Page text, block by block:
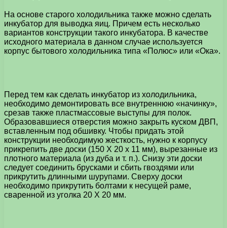
На основе старого холодильника также можно сделать
инкубатор для выводка яиц. Причем есть несколько
вариантов конструкции такого инкубатора. В качестве
исходного материала в данном случае используется
корпус бытового холодильника типа «Полюс» или «Ока».
Перед тем как сделать инкубатор из холодильника,
необходимо демонтировать все внутреннюю «начинку»,
срезав также пластмассовые выступы для полок.
Образовавшиеся отверстия можно закрыть куском ДВП,
вставленным под обшивку. Чтобы придать этой
конструкции необходимую жесткость, нужно к корпусу
прикрепить две доски (150 X 20 х 11 мм), вырезанные из
плотного материала (из дуба и т. п.). Снизу эти доски
следует соединить брусками и сбить гвоздями или
прикрутить длинными шурупами. Сверху доски
необходимо прикрутить болтами к несущей раме,
сваренной из уголка 20 X 20 мм.